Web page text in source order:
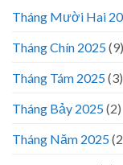
Tháng Mười Hai
Tháng Chín 2025(9)
Tháng Tám 2025(3)
Tháng Bảy 2025(2)
Tháng Năm 2025